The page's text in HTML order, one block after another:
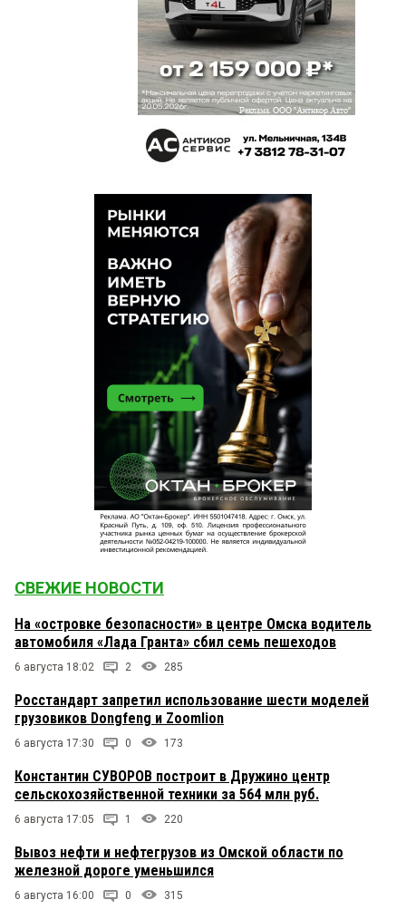
СВЕЖИЕ НОВОСТИ
На «островке безопасности» в центре Омска водитель
автомобиля «Лада Гранта» сбил семь пешеходов
6 августа 18:02 2 285
Росстандарт запретил использование шести моделей
грузовиков Dongfeng и Zoomlion
6 августа 17:30 0 173
Константин СУВОРОВ построит в Дружино центр
сельскохозяйственной техники за 564 млн руб.
6 августа 17:05 1 220
Вывоз нефти и нефтегрузов из Омской области по
железной дороге уменьшился
6 августа 16:00 0 315